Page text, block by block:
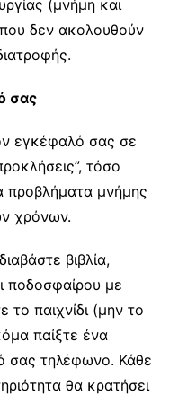
(μνήμη και
δεν ακολουθούν
σας
εγκέφαλό σας σε
τόσο
προβλήματα μνήμης
χρόνων.
βιβλία,
ποδοσφαίρου με
το παιχνίδι (μην το
παίξτε ένα
σας τηλέφωνο. Κάθε
θα κρατήσει